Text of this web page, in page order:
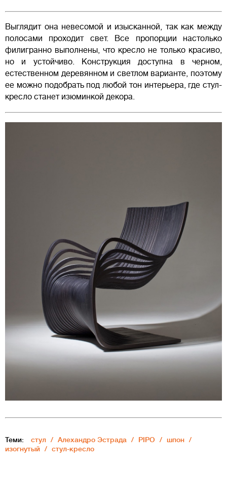
Выглядит она невесомой и изысканной, так как между
полосами проходит свет. Все пропорции настолько
филигранно выполнены, что кресло не только красиво,
но и устойчиво. Конструкция доступна в черном,
естественном деревянном и светлом варианте, поэтому
ее можно подобрать под любой тон интерьера, где стул-
кресло станет изюминкой декора.
Теми: стул Алехандро Эстрада PIPO
шпон
изогнутый
стул-кресло